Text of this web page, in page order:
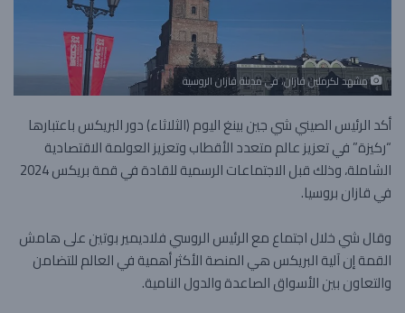
مشهد لكرملين قازان، في مدينة قازان الروسية
أكد الرئيس الصيني شي جين بينغ اليوم (الثلاثاء) دور البريكس باعتبارها
“ركيزة” في تعزيز عالم متعدد الأقطاب وتعزيز العولمة الاقتصادية
الشاملة، وذلك قبل الاجتماعات الرسمية للقادة في قمة بريكس 2024
في قازان بروسيا.
وقال شي خلال اجتماع مع الرئيس الروسي فلاديمير بوتين على هامش
القمة إن آلية البريكس هي المنصة الأكثر أهمية في العالم للتضامن
والتعاون بين الأسواق الصاعدة والدول النامية.